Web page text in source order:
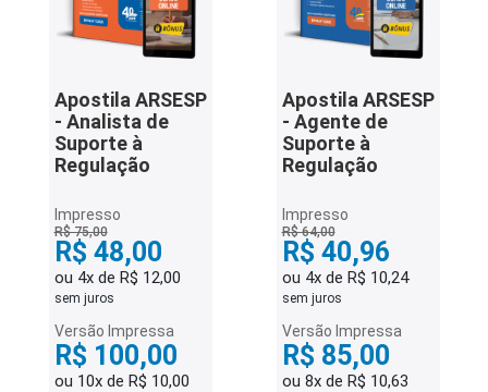
Apostila ARSESP
- Analista de
Suporte à
Regulação
Impresso
R$ 75,00
R$ 48,00
ou 4x de R$ 12,00
sem juros
Versão Impressa
R$ 100,00
ou 10x de R$ 10,00
Apostila ARSESP
- Agente de
Suporte à
Regulação
Impresso
R$ 64,00
R$ 40,96
ou 4x de R$ 10,24
sem juros
Versão Impressa
R$ 85,00
ou 8x de R$ 10,63